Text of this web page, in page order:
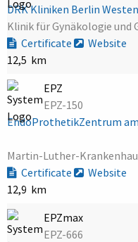
DRK Kliniken Berlin
Klinik für Gynäkologie und
Certificate
Website
12,5 km
EPZ
EPZ-150
EndoProthetikZentrum
Martin-Luther-
Certificate
Website
12,9 km
EPZmax
EPZ-666